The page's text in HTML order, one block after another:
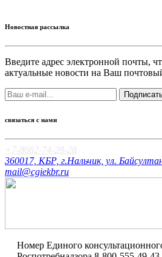
Новостная рассылка
Введите адрес электронной почты,
актуальные новости на Ваш
связаться с нами
+7-8662-74-28-28
360017, КБР, г.Нальчик, ул.
mail@cgiekbr.ru
Номер Единого